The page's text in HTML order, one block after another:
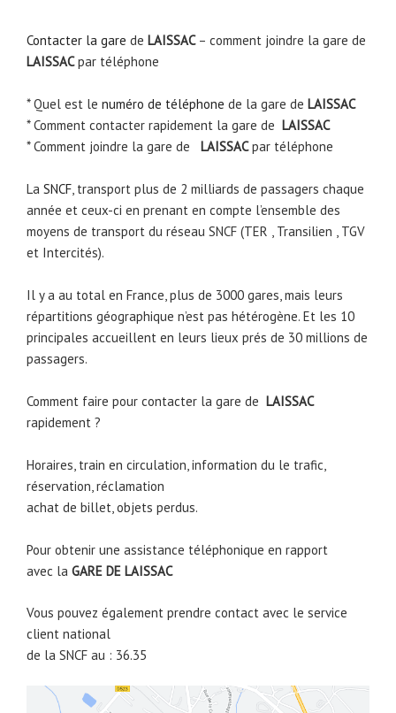
Contacter la gare de LAISSAC– comment joindre la gare de
LAISSACpar téléphone
* Quel est le numéro de téléphone de la gare de LAISSAC
* Comment contacter rapidement la gare de LAISSAC
* Comment joindre la gare de
LAISSACpar téléphone
La SNCF, transport plus de 2 milliards de passagers chaque
année et ceux-ci en prenant en compte l’ensemble des
moyens de transport du réseau SNCF (TER , Transilien , TGV
et Intercités).
Il y a au total en France, plus de 3000 gares, mais leurs
répartitions géographique n’est pas hétérogène. Et les 10
principales accueillent en leurs lieux prés de 30 millions de
passagers.
Comment faire pour contacter la gare de LAISSAC
rapidement ?
Horaires, train en circulation, information du le trafic,
réservation, réclamation
achat de billet, objets perdus.
Pour obtenir une assistance téléphonique en rapport
avec la GARE DE LAISSAC
Vous pouvez également prendre contact avec le service
client national
de la SNCF au : 36.35